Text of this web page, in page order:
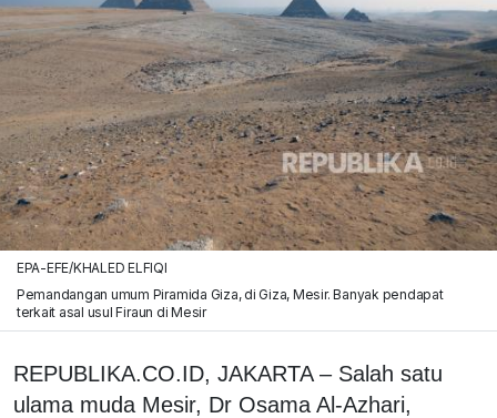
EPA-EFE/KHALED ELFIQI
Pemandangan umum Piramida Giza, di Giza, Mesir. Banyak pendapat
terkait asal usul Firaun di Mesir
REPUBLIKA.CO.ID, JAKARTA – Salah satu
ulama muda Mesir, Dr Osama Al-Azhari,